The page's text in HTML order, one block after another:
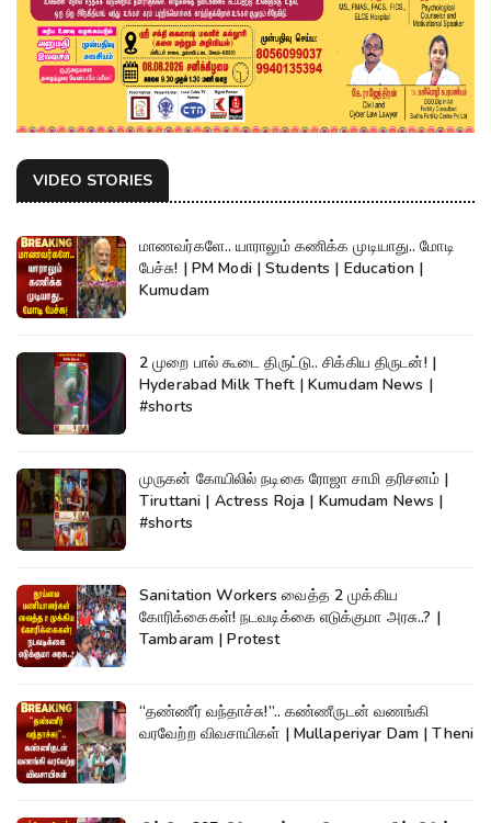
VIDEO STORIES
மாணவர்களே.. யாராலும் கணிக்க முடியாது.. மோடி
பேச்சு! | PM Modi | Students | Education |
Kumudam
2 முறை பால் கூடை திருட்டு.. சிக்கிய திருடன்! |
Hyderabad Milk Theft | Kumudam News |
#shorts
முருகன் கோயிலில் நடிகை ரோஜா சாமி தரிசனம் |
Tiruttani | Actress Roja | Kumudam News |
#shorts
Sanitation Workers வைத்த 2 முக்கிய
கோரிக்கைகள்! நடவடிக்கை எடுக்குமா அரசு..? |
Tambaram | Protest
“தண்ணீர் வந்தாச்சு!”.. கண்ணீருடன் வணங்கி
வரவேற்ற விவசாயிகள் | Mullaperiyar Dam | Theni